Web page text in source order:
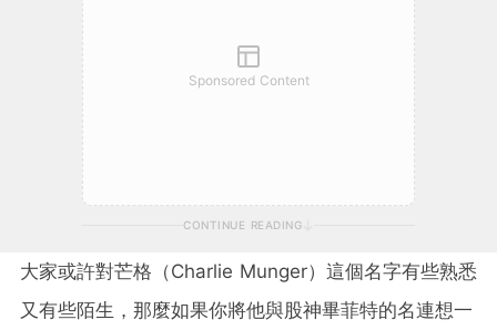
Sponsored Content
CONTINUE READING
大家或許對芒格（Charlie Munger）這個名字有些熟悉
又有些陌生，那麼如果你將他與股神畢菲特的名連想一